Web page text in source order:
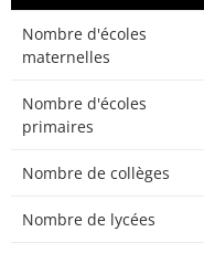
Nombre d'écoles
maternelles
Nombre d'écoles
primaires
Nombre de collèges
Nombre de lycées